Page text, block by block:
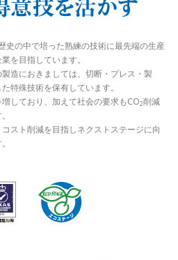
史の中で培った熟練の技術に最先端の生産
を目指しています。
造におきましては、切断・プレス・製
特殊技術を保有しています。
しており、加えて社会の要求もCO2削減
スト削減を目指しネクストステージに向